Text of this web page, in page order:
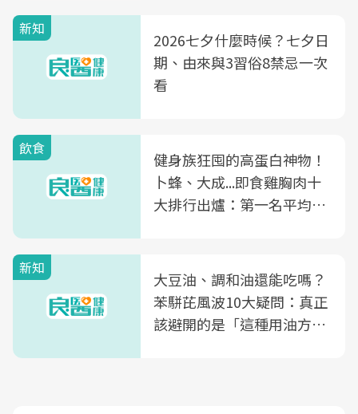
新知
2026七夕什麼時候？七夕日
期、由來與3習俗8禁忌一次
看
飲食
健身族狂囤的高蛋白神物！
卜蜂、大成...即食雞胸肉十
大排行出爐：第一名平均一
新知
大豆油、調和油還能吃嗎？
苯駢芘風波10大疑問：真正
該避開的是「這種用油方